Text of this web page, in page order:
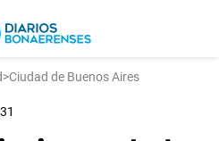
>Ciudad de Buenos Aires